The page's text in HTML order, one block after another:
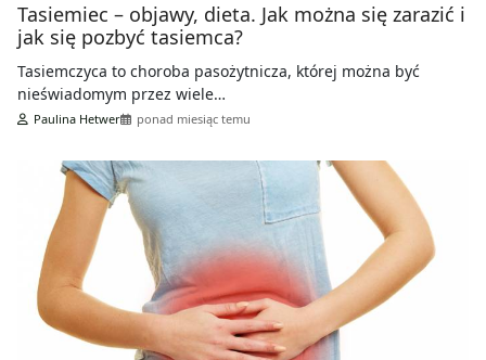
Tasiemiec – objawy, dieta. Jak można się zarazić i
jak się pozbyć tasiemca?
Tasiemczyca to choroba pasożytnicza, której można być
nieświadomym przez wiele…
Paulina Hetwer ponad miesiąc temu